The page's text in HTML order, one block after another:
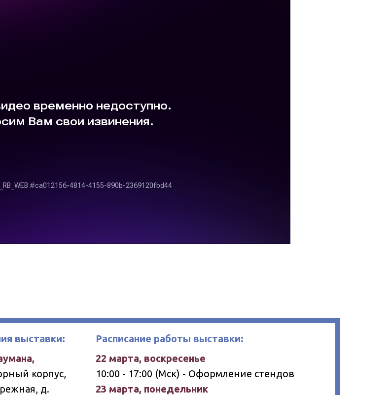
корпус,
д.
выставки: Расписание работы выставки:
22 марта, воскресенье
10:00 - 17:00 (Мск) - Оформление стендов
23 марта, понедельник